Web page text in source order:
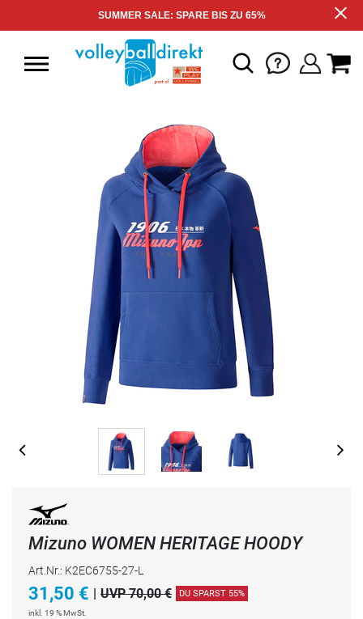
SUMMER SALE: SPARE BIS ZU 65%
Mizuno WOMEN HERITAGE HOODY
Art.Nr.: K2EC6755-27-L
31,50 € | UVP 70,00 € DU SPARST 55%
inkl. 19 % MwSt.